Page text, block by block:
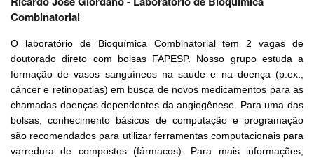
Combinatorial
O laboratório de Bioquímica Combinatorial tem 2 vagas de
doutorado direto com bolsas FAPESP. Nosso grupo estuda a
formação de vasos sanguíneos na saúde e na doença (p.ex.,
câncer e retinopatias) em busca de novos medicamentos para as
chamadas doenças dependentes da angiogênese. Para uma das
bolsas, conhecimento básicos de computação e programação
são recomendados para utilizar ferramentas computacionais para
varredura de compostos (fármacos). Para mais informações,